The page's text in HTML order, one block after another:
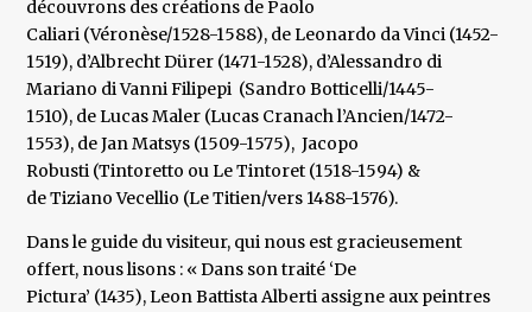
découvrons des créations de Paolo
Caliari (Véronèse/1528-1588), de Leonardo da Vinci (1452-
1519), d’Albrecht Dürer (1471-1528), d’Alessandro di
Mariano di Vanni Filipepi (Sandro Botticelli/1445-
1510), de Lucas Maler (Lucas Cranach l’Ancien/1472-
1553), de Jan Matsys (1509-1575), Jacopo
Robusti (Tintoretto ou Le Tintoret (1518-1594) &
de Tiziano Vecellio (Le Titien/vers 1488-1576).
Dans le guide du visiteur, qui nous est gracieusement
offert, nous lisons : « Dans son traité ‘De
Pictura’ (1435), Leon Battista Alberti assigne aux peintres